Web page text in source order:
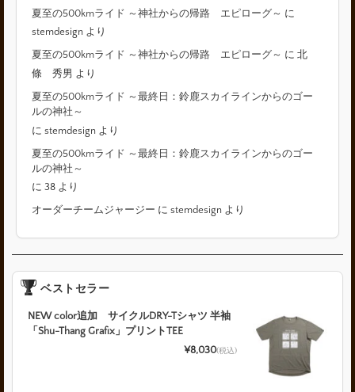
夏至の500kmライド ～神社からの帰路 エピローグ～ に
stemdesign より
夏至の500kmライド ～神社からの帰路 エピローグ～ に北
條 秀男 より
夏至の500kmライド ～最終日：鈴鹿スカイラインからのゴー
ルの神社～
にstemdesign より
夏至の500kmライド ～最終日：鈴鹿スカイラインからのゴー
ルの神社～
に38 より
オーダーチームジャージー にstemdesign より
ベストセラー
NEW color追加 サイクルDRY-Tシャツ 半袖
「Shu-Thang Grafix」プリントTEE
¥8,030(税込)